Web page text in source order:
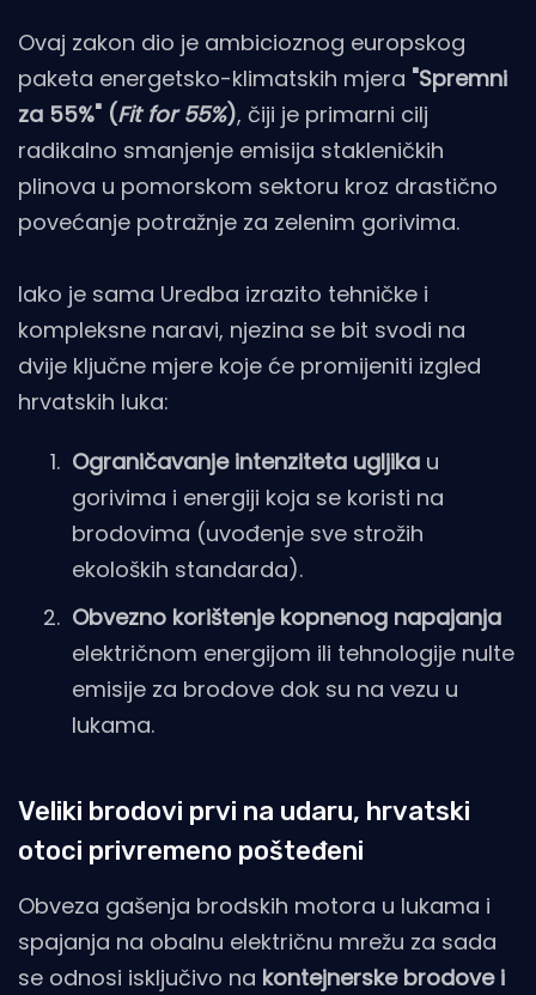
Ovaj zakon dio je ambicioznog europskog
paketa energetsko-klimatskih mjera "Spremni
za 55%" (Fit for 55%), čiji je primarni cilj
radikalno smanjenje emisija stakleničkih
plinova u pomorskom sektoru kroz drastično
povećanje potražnje za zelenim gorivima.
Iako je sama Uredba izrazito tehničke i
kompleksne naravi, njezina se bit svodi na
dvije ključne mjere koje će promijeniti izgled
hrvatskih luka:
Ograničavanje intenziteta ugljika u
gorivima i energiji koja se koristi na
brodovima (uvođenje sve strožih
ekoloških standarda).
Obvezno korištenje kopnenog napajanja
električnom energijom ili tehnologije nulte
emisije za brodove dok su na vezu u
lukama.
Veliki brodovi prvi na udaru, hrvatski
otoci privremeno pošteđeni
Obveza gašenja brodskih motora u lukama i
spajanja na obalnu električnu mrežu za sada
se odnosi isključivo na kontejnerske brodove i